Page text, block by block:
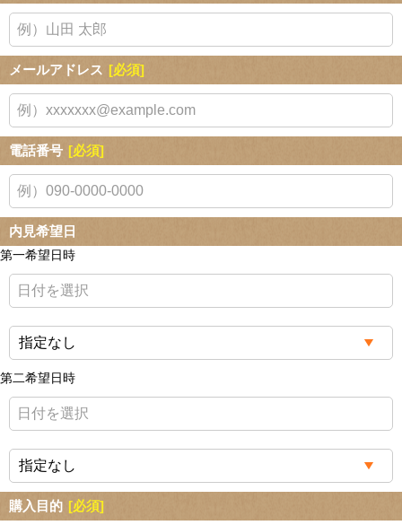
メールアドレス [必須]
電話番号 [必須]
内見希望日
第一希望日時
第二希望日時
購入目的 [必須]